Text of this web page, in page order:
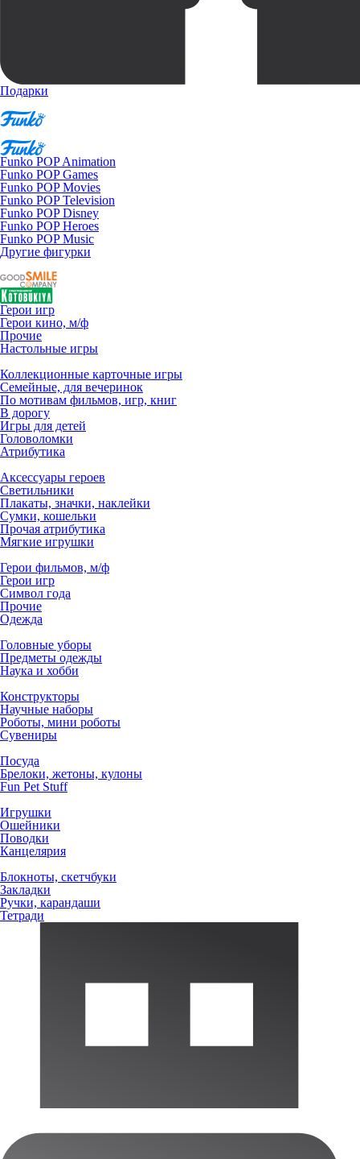
Подарки
Funko POP Animation
Funko POP Games
Funko POP Movies
Funko POP Television
Funko POP Disney
Funko POP Heroes
Funko POP Music
Другие фигурки
Герои игр
Герои кино, м/ф
Прочие
Настольные игры
Коллекционные карточные игры
Семейные, для вечеринок
По мотивам фильмов, игр, книг
В дорогу
Игры для детей
Головоломки
Атрибутика
Аксессуары героев
Светильники
Плакаты, значки, наклейки
Сумки, кошельки
Прочая атрибутика
Мягкие игрушки
Герои фильмов, м/ф
Герои игр
Символ года
Прочие
Одежда
Головные уборы
Предметы одежды
Наука и хобби
Конструкторы
Научные наборы
Роботы, мини роботы
Сувениры
Посуда
Брелоки, жетоны, кулоны
Fun Pet Stuff
Игрушки
Ошейники
Поводки
Канцелярия
Блокноты, скетчбуки
Закладки
Ручки, карандаши
Тетради